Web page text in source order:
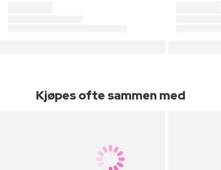
Kjøpes ofte sammen med